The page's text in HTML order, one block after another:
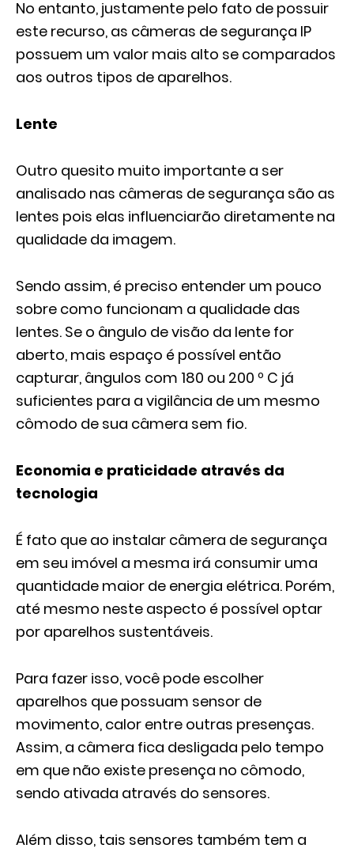
No entanto, justamente pelo fato de possuir
este recurso, as câmeras de segurança IP
possuem um valor mais alto se comparados
aos outros tipos de aparelhos.
Lente
Outro quesito muito importante a ser
analisado nas câmeras de segurança são as
lentes pois elas influenciarão diretamente na
qualidade da imagem.
Sendo assim, é preciso entender um pouco
sobre como funcionam a qualidade das
lentes. Se o ângulo de visão da lente for
aberto, mais espaço é possível então
capturar, ângulos com 180 ou 200 º C já
suficientes para a vigilância de um mesmo
cômodo de sua câmera sem fio.
Economia e praticidade através da
tecnologia
É fato que ao instalar câmera de segurança
em seu imóvel a mesma irá consumir uma
quantidade maior de energia elétrica. Porém,
até mesmo neste aspecto é possível optar
por aparelhos sustentáveis.
Para fazer isso, você pode escolher
aparelhos que possuam sensor de
movimento, calor entre outras presenças.
Assim, a câmera fica desligada pelo tempo
em que não existe presença no cômodo,
sendo ativada através do sensores.
Além disso, tais sensores também tem a